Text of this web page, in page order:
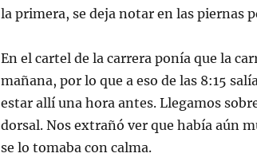
la primera, se deja notar en las piernas
En el cartel de la carrera ponía que la
mañana, por lo que a eso de las 8:15
estar allí una hora antes. Llegamos
dorsal. Nos extrañó ver que había aún
se lo tomaba con calma.